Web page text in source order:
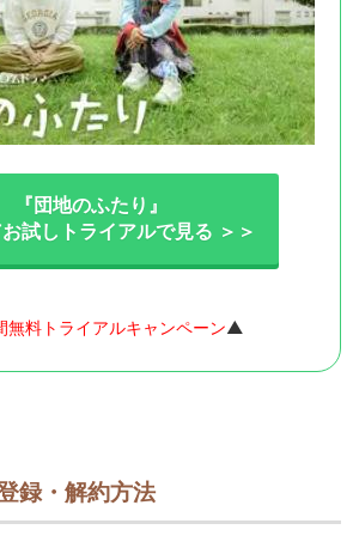
『団地のふたり』
試しトライアルで見る ＞＞
無料トライアルキャンペーン▲
録・解約方法